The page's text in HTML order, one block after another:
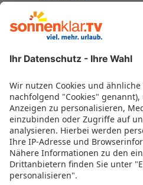
zur sonnenklar.TV Webseite
Moderatoren
Impressum
Informationen zur Barrierefreiheit
Datenschutz
Datenschutzeinstellungen